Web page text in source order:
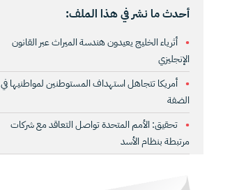
أحدث ما نشر في هذا الملف:
أثرياء الخليج يعيدون هندسة الميراث عبر القانون
الإنجليزي
أمريكا تتجاهل استهداف المستوطنين لمواطنيها في
الضفة
تحقيق: الأمم المتحدة تواصل التعاقد مع شركات
مرتبطة بنظام الأسد